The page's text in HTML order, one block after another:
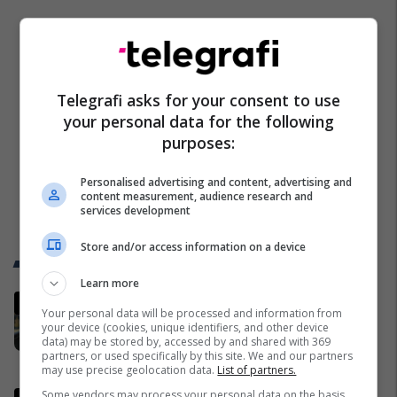
Trend Telegrafi
është paraqitur rezoluta që
kundërshton mbajtjen e
Asamblesë Parlamentare të
Kosovë
Telegrafi asks for your consent to use
your personal data for the following
purposes:
Personalised advertising and content, advertising and
content measurement, audience research and
services development
Store and/or access information on a device
Learn more
Your personal data will be processed and information from
your device (cookies, unique identifiers, and other device
data) may be stored by, accessed by and shared with 369
partners, or used specifically by this site. We and our partners
may use precise geolocation data. List of partners.